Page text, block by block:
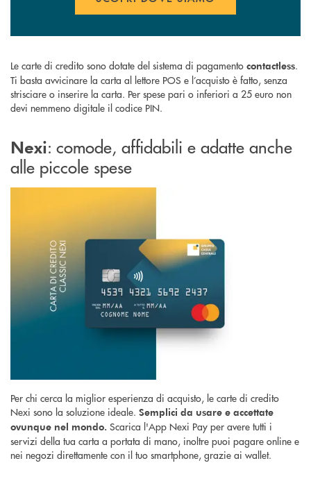
Le carte di credito sono dotate del sistema di pagamento contactless.
Ti basta avvicinare la carta al lettore POS e l’acquisto è fatto, senza
strisciare o inserire la carta. Per spese pari o inferiori a 25 euro non
devi nemmeno digitale il codice PIN.
Nexi: comode, affidabili e adatte anche
alle piccole spese
Per chi cerca la miglior esperienza di acquisto, le carte di credito
Nexi sono la soluzione ideale. Semplici da usare e accettate
ovunque nel mondo. Scarica l'App Nexi Pay per avere tutti i
servizi della tua carta a portata di mano, inoltre puoi pagare online e
nei negozi direttamente con il tuo smartphone, grazie ai wallet.